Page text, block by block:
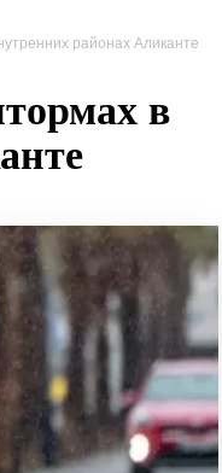
районах Аликанте
в